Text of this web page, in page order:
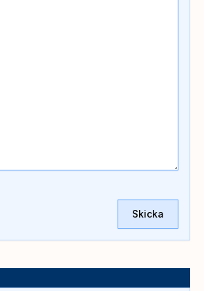
Skicka